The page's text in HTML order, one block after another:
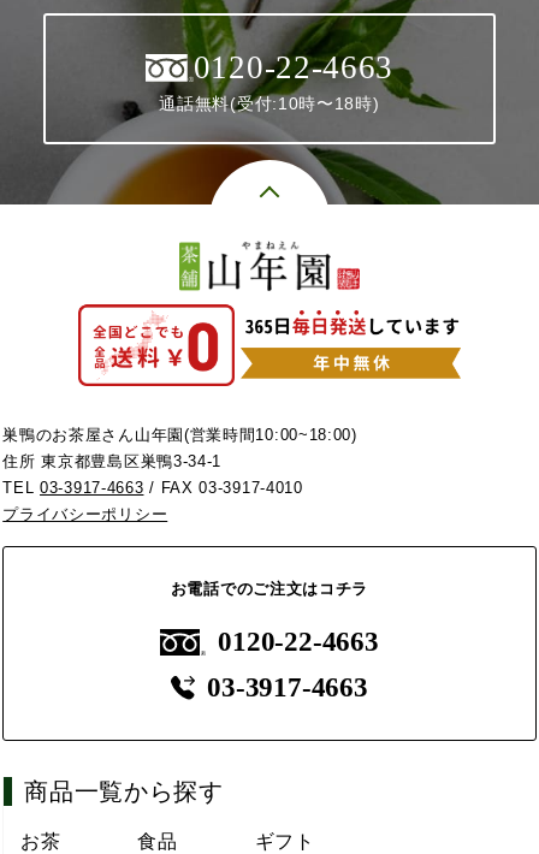
0120-22-4663
通話無料(受付:10時〜18時)
巣鴨のお茶屋さん山年園(営業時間10:00~18:00)
住所 東京都豊島区巣鴨3-34-1
TEL03-3917-4663 / FAX 03-3917-4010
プライバシーポリシー
お電話でのご注文はコチラ
0120-22-4663
03-3917-4663
商品一覧から探す
お茶 食品 ギフト